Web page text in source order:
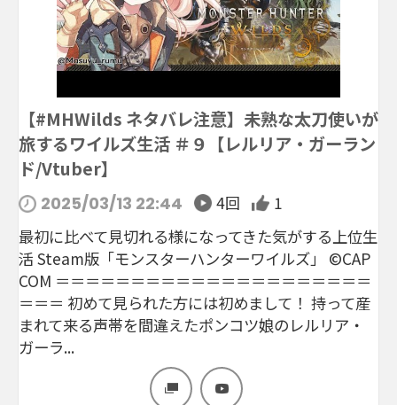
【#MHWilds ネタバレ注意】未熟な太刀使いが
旅するワイルズ生活 ＃９【レルリア・ガーラン
ド/Vtuber】
2025/03/13 22:44 4回
1
最初に比べて見切れる様になってきた気がする上位生
活 Steam版「モンスターハンターワイルズ」 ©CAP
COM ＝＝＝＝＝＝＝＝＝＝＝＝＝＝＝＝＝＝＝＝＝
＝＝＝ 初めて見られた方には初めまして！ 持って産
まれて来る声帯を間違えたポンコツ娘のレルリア・
ガーラ...